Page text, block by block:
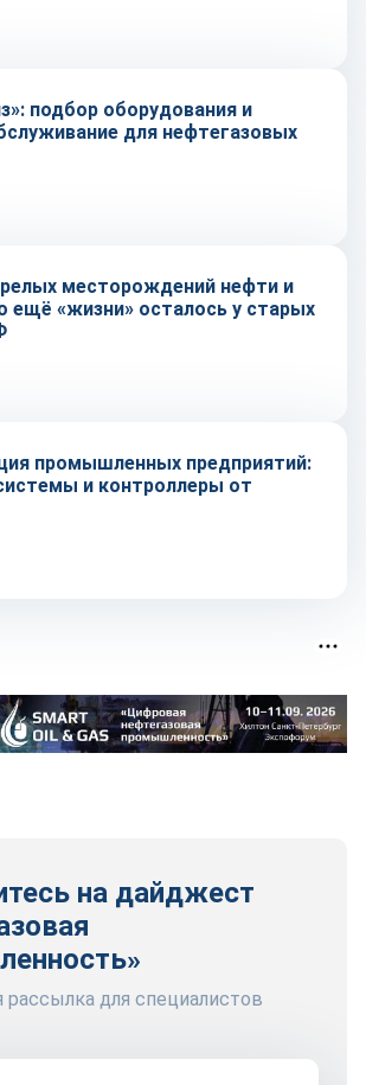
подбор оборудования и
для нефтегазовых
месторождений нефти и
ещё «жизни» осталось у старых
промышленных предприятий:
и контроллеры от
на дайджест
для специалистов